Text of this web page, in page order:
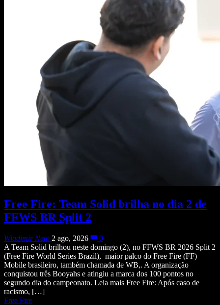
Free Fire: Team Solid brilha no dia 2 de
FFWS BR Split 2
Wladimir Neto 2 ago, 2026
0
A Team Solid brilhou neste domingo (2), no FFWS BR 2026 Split 2
(Free Fire World Series Brazil), maior palco do Free Fire (FF)
Mobile brasileiro, também chamada de WB,. A organização
conquistou três Booyahs e atingiu a marca dos 100 pontos no
segundo dia do campeonato. Leia mais Free Fire: Após caso de
racismo, […]
Free Fire